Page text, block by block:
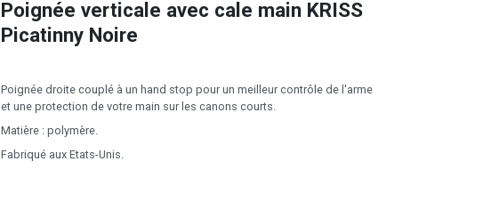
Poignée verticale avec cale main KRISS
Picatinny Noire
Poignée droite couplé à un hand stop pour un meilleur contrôle de l'arme
et une protection de votre main sur les canons courts.
Matière : polymère.
Fabriqué aux Etats-Unis.